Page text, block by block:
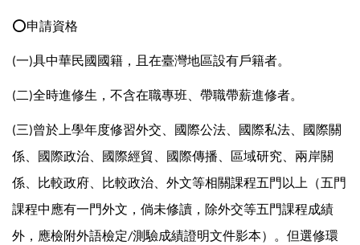
⭕申請資格
(一)具中華民國國籍，且在臺灣地區設有戶籍者。
(二)全時進修生，不含在職專班、帶職帶薪進修者。
(三)曾於上學年度修習外交、國際公法、國際私法、國際關
係、國際政治、國際經貿、國際傳播、區域研究、兩岸關
係、比較政府、比較政治、外文等相關課程五門以上（五門
課程中應有一門外文，倘未修讀，除外交等五門課程成績
外，應檢附外語檢定/測驗成績證明文件影本）。但選修環